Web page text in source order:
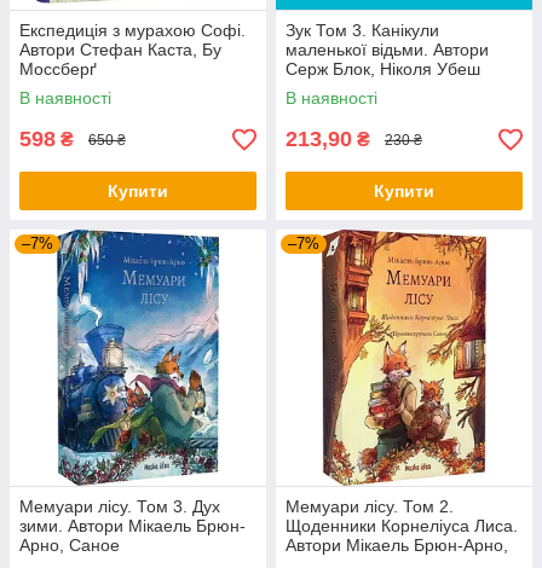
Експедиція з мурахою Софі.
Автори Стефан Каста, Бу
Моссберґ
В наявності
598 ₴ 650 ₴
Купити
Зук Том 3. Канікули
маленької відьми. Автори
Серж Блок, Ніколя Убеш
В наявності
213,90 ₴ 230 ₴
Купити
–7%
Мемуари лісу. Том 3. Дух
зими. Автори Мікаель Брюн-
Арно, Саное
–7%
Мемуари лісу. Том 2.
Щоденники Корнеліуса Лиса.
Автори Мікаель Брюн-Арно,